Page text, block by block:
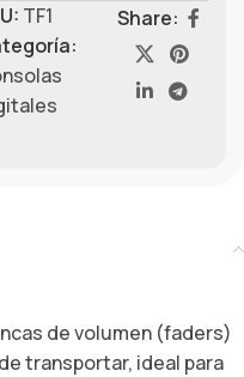
TF1
Share:
de volumen (faders)
transportar, ideal para